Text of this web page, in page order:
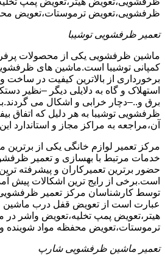
ظرفشویی،تعویض ترموستات،تعویض
تعمیر ظرفشویی توشیبا
ماشین ظرفشویی یکی از محصولات
کمپانی توشیبا است.ماشین های
برخورداری از بالاترین کیفیت در ساخت
استهلاک و گاه به دلایلی دیگر –نظیر
برق و..–دچار خرابی و اشکال می
ظرفشویی توشیبا به هر دلیل که اتفاق
آن،مراجعه به مراکز مجاز و استاندارد
مرکز تعمیر لوازم خانگی یکی از برترین
خدمات مرتبط با بهسازی و تعمیر
حضور برترین تعمیرکاران و پیشرفته
است.برخی از رایج ترین اشکالات پیش
توسط کارشناسان مرکز تعمیر
عبارت است از تعویض قفل درب
هیتر،تعویض پمپ تخلیه،تعویض واشر
ترموستات،تعویض محفظه مواد شوینده
تعمیر ماشین ظرفشویی شارپ